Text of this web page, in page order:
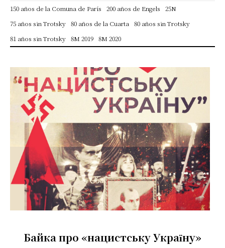
150 años de la Comuna de París 200 años de Engels
25N
75 años sin Trotsky 80 años de la Cuarta
80 años sin Trotsky
81 años sin Trotsky 8M 2019 8M 2020
Байка про «нацистську Україну»